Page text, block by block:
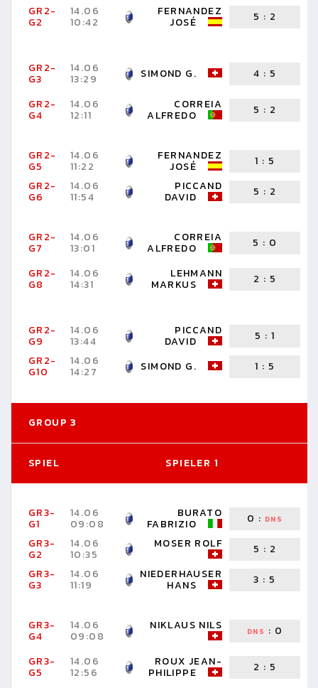
GR2-
G2
14.06
10:42
FERNANDEZ
JOSÉ 5 : 2
GR2-
G3
14.06
13:29 SIMOND G. 4 : 5
GR2-
G4
14.06
12:11
CORREIA
ALFREDO 5 : 2
GR2-
G5
14.06
11:22
FERNANDEZ
JOSÉ 1 : 5
GR2-
G6
14.06
11:54
PICCAND
DAVID 5 : 2
GR2-
G7
14.06
13:01
CORREIA
ALFREDO 5 : 0
GR2-
G8
14.06
14:31
LEHMANN
MARKUS 2 : 5
GR2-
G9
14.06
13:44
PICCAND
DAVID 5 : 1
GR2-
G10
14.06
14:27 SIMOND G. 1 : 5
GROUP 3
SPIEL SPIELER 1
GR3-
G1
14.06
09:08
BURATO
FABRIZIO 0 : DNS
GR3-
G2
14.06
10:35
MOSER ROLF 5 : 2
GR3-
G3
14.06
11:19
NIEDERHAUSER
HANS 3 : 5
GR3-
G4
14.06
09:08
NIKLAUS NILS DNS : 0
GR3-
G5
14.06
12:56
ROUX JEAN-
PHILIPPE 2 : 5